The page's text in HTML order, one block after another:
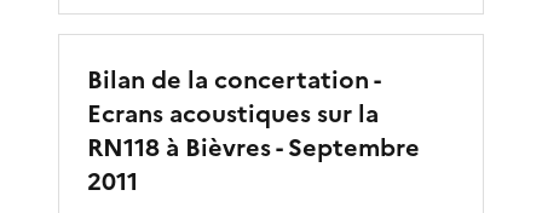
Bilan de la concertation -
Ecrans acoustiques sur la
RN118 à Bièvres - Septembre
2011